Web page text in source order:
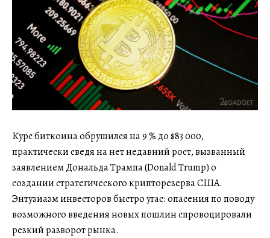
Курс биткоина обрушился на 9 % до $83 000,
практически сведя на нет недавний рост, вызванный
заявлением Дональда Трампа (Donald Trump) о
создании стратегического крипторезерва США.
Энтузиазм инвесторов быстро угас: опасения по поводу
возможного введения новых пошлин спровоцировали
резкий разворот рынка.